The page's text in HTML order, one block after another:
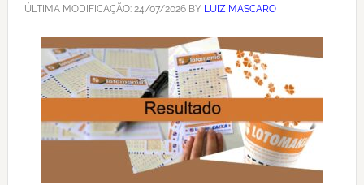
ÚLTIMA MODIFICAÇÃO: 24/07/2026BY LUIZ MASCARO